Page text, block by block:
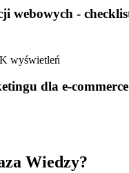
webowych -
wyświetleń
dla e-commerce
Wiedzy?